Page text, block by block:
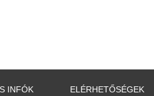
INFÓK ELÉRHETŐSÉGEK